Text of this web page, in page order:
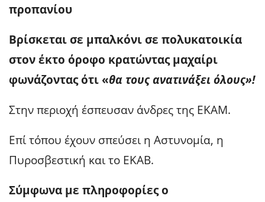
προπανίου
Βρίσκεται σε μπαλκόνι σε πολυκατοικία
στον έκτο όροφο κρατώντας μαχαίρι
φωνάζοντας ότι «θα τους ανατινάξει όλους»!
Στην περιοχή έσπευσαν άνδρες της ΕΚΑΜ.
Επί τόπου έχουν σπεύσει η Αστυνομία, η
Πυροσβεστική και το ΕΚΑΒ.
Σύμφωνα με πληροφορίες ο